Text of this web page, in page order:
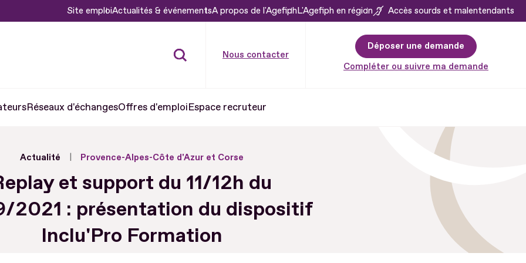
Site emploiActualités & événementsA propos de l'AgefiphL'Agefiph en région Accès sourds et malentendants
Nous contacter
Déposer une demande
Compléter ou suivre ma demande
Réseaux d'échangesOffres d'emploiEspace recruteur
Actualité Provence-Alpes-Côte d'Azur et Corse
et support du 11/12h du
2021 : présentation du dispositif
Inclu'Pro Formation